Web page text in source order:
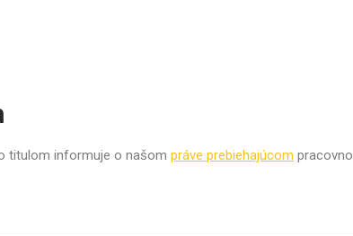
titulom informuje o našom práve prebiehajúcom